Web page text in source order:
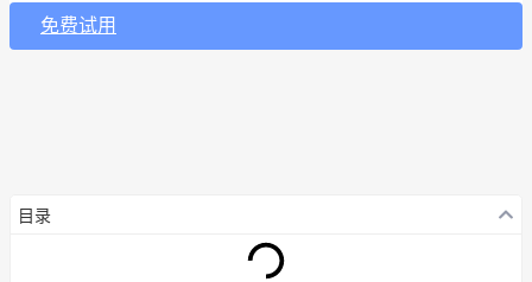
免费试用
目录